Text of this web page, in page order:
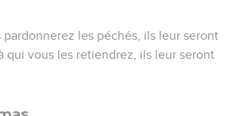
pardonnerez les péchés, ils leur seront
qui vous les retiendrez, ils leur seront